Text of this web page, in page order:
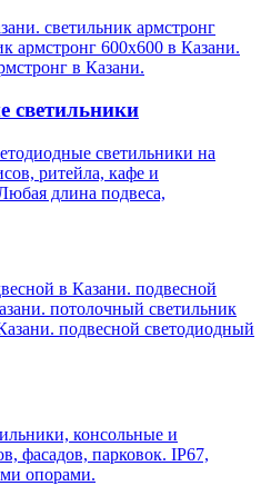
светильник армстронг
армстронг 600х600 в Казани.
в Казани.
светильники
светильники на
ритейла, кафе и
длина подвеса,
в Казани. подвесной
потолочный светильник
подвесной светодиодный
консольные и
фасадов, парковок. IP67,
опорами.